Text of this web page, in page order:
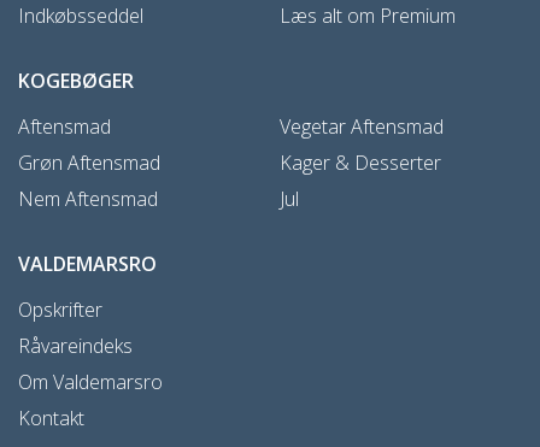
Indkøbsseddel
Læs alt om Premium
KOGEBØGER
Aftensmad
Grøn Aftensmad
Nem Aftensmad
Vegetar Aftensmad
Kager & Desserter
Jul
VALDEMARSRO
Opskrifter
Råvareindeks
Om Valdemarsro
Kontakt